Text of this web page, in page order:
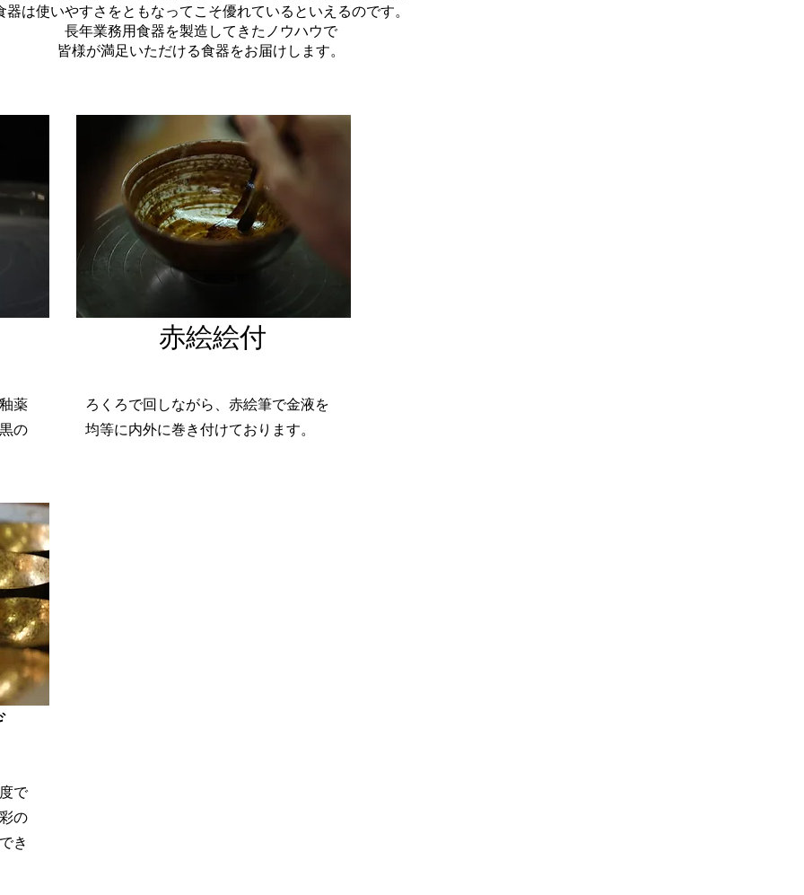
器は使いやすさをともなってこそ優れているといえるのです。
長年業務用食器を製造してきたノウハウで
皆様が満足いただける食器をお届けします。
薬
の
​赤絵絵付
ろくろで回しながら、赤絵筆で金液を
均等に内外に巻き付けております。
で
の
き